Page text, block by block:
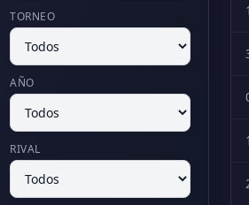
TORNEO
AÑO
RIVAL